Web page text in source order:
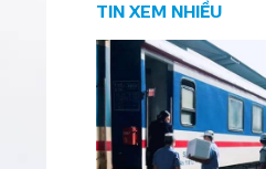
TIN XEM NHIỀU